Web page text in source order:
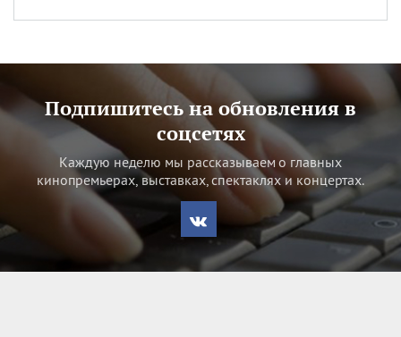
Подпишитесь на обновления в
соцсетях
Каждую неделю мы рассказываем о главных
кинопремьерах, выставках, спектаклях и концертах.